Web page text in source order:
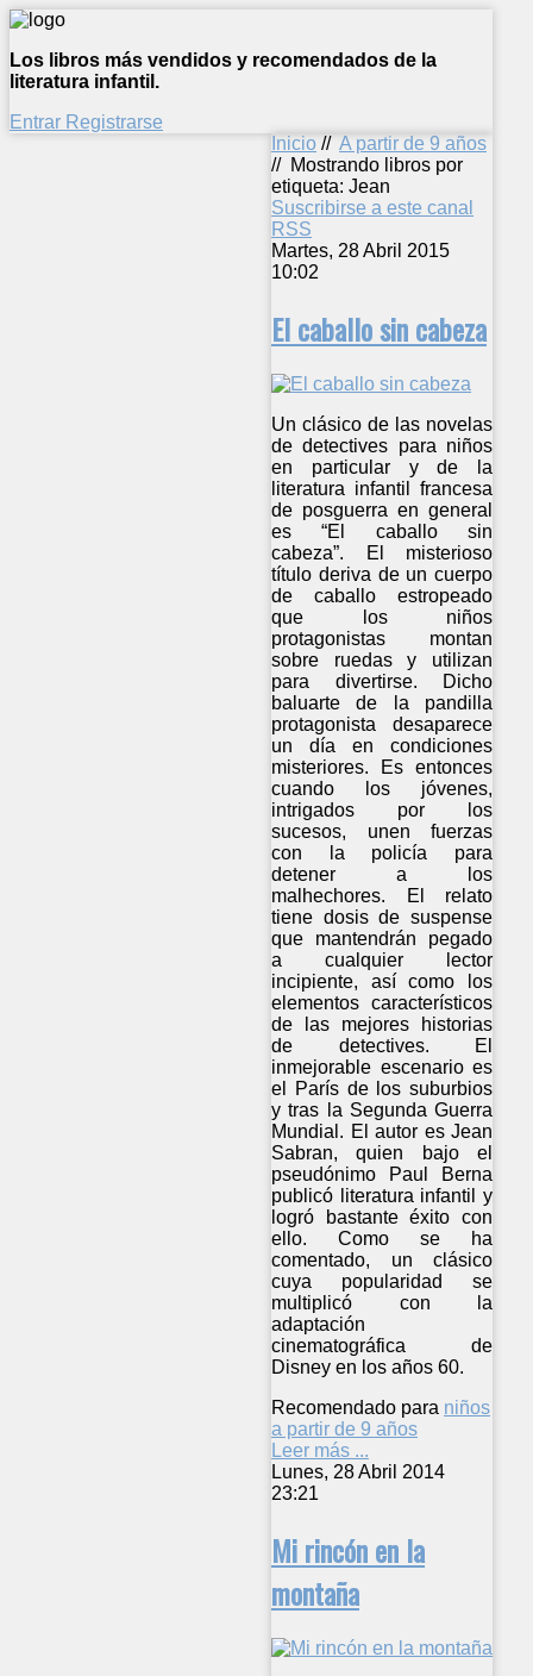
Los libros más vendidos y recomendados de la
literatura infantil.
Entrar Registrarse
Inicio // A partir de 9 años
// Mostrando libros por
etiqueta: Jean
Suscribirse a este canal
RSS
Martes, 28 Abril 2015
10:02
El caballo sin cabeza
Un clásico de las novelas
de detectives para niños
en particular y de la
literatura infantil francesa
de posguerra en general
es “El caballo sin
cabeza”. El misterioso
título deriva de un cuerpo
de caballo estropeado
que los niños
protagonistas montan
sobre ruedas y utilizan
para divertirse. Dicho
baluarte de la pandilla
protagonista desaparece
un día en condiciones
misteriores. Es entonces
cuando los jóvenes,
intrigados por los
sucesos, unen fuerzas
con la policía para
detener a los
malhechores. El relato
tiene dosis de suspense
que mantendrán pegado
a cualquier lector
incipiente, así como los
elementos característicos
de las mejores historias
de detectives. El
inmejorable escenario es
el París de los suburbios
y tras la Segunda Guerra
Mundial. El autor es Jean
Sabran, quien bajo el
pseudónimo Paul Berna
publicó literatura infantil y
logró bastante éxito con
ello. Como se ha
comentado, un clásico
cuya popularidad se
multiplicó con la
adaptación
cinematográfica de
Disney en los años 60.
Recomendado para niños
a partir de 9 años
Leer más ...
Lunes, 28 Abril 2014
23:21
Mi rincón en la
montaña